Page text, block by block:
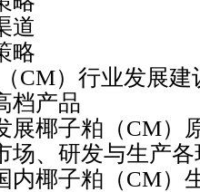
）行业发展建
产品
子粕（CM）原
研发与生产各
子粕（CM）生